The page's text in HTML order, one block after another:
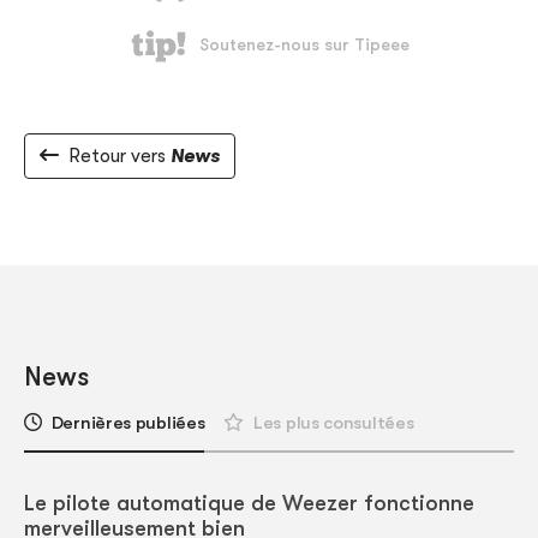
Retour vers News
News
Dernières publiées Les plus consultées
Le pilote automatique de Weezer fonctionne
merveilleusement bien